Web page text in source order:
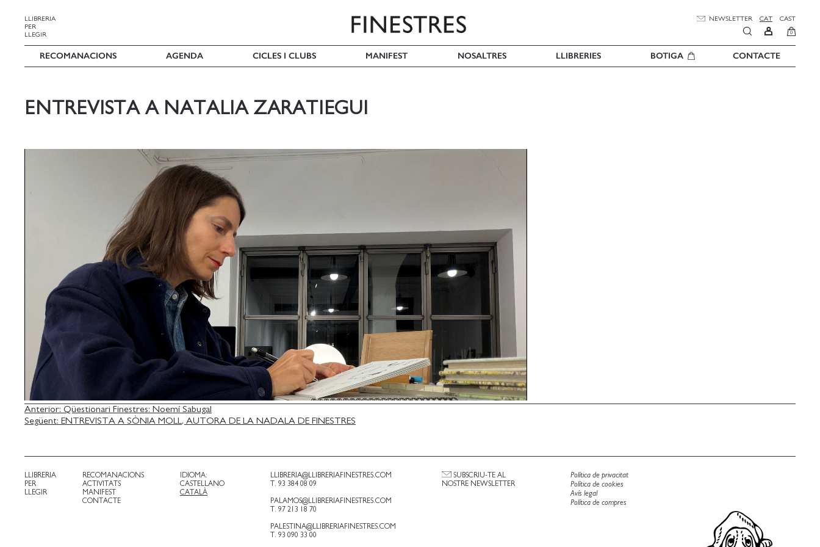
LLIBRERIA
PER
LLEGIR
NEWSLETTER CAT CAST
0
RECOMANACIONS AGENDA CICLES I CLUBS MANIFEST NOSALTRES LLIBRERIES BOTIGA CONTACTE
ENTREVISTA A NATALIA ZARATIEGUI
NAVEGACIÓ
D'ENTRADES
Anterior: Qüestionari Finestres: Noemí Sabugal
Següent: ENTREVISTA A SÒNIA MOLL, AUTORA DE LA NADALA DE FINESTRES
LLIBRERIA
PER
LLEGIR
RECOMANACIONS
ACTIVITATS
MANIFEST
CONTACTE
IDIOMA:
CASTELLANO
CATALÀ
LLIBRERIA@LLIBRERIAFINESTRES.COM
T. 93 384 08 09
PALAMOS@LLIBRERIAFINESTRES.COM
T. 97 213 18 70
PALESTINA@LLIBRERIAFINESTRES.COM
T. 93 090 33 00
SUBSCRIU-TE AL
NOSTRE NEWSLETTER
Política de privacitat
Política de cookies
Avís legal
Política de compres